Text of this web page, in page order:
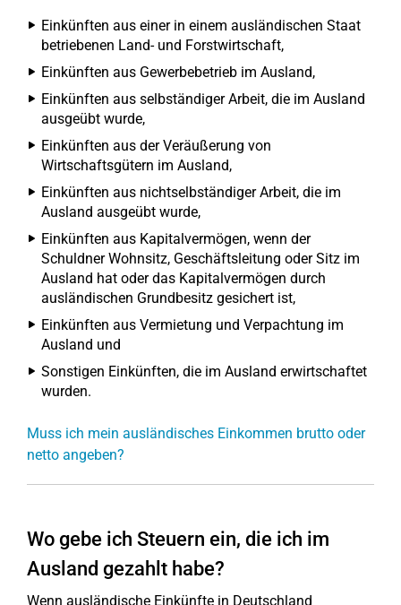
Einkünften aus einer in einem ausländischen Staat
betriebenen Land- und Forstwirtschaft,
Einkünften aus Gewerbebetrieb im Ausland,
Einkünften aus selbständiger Arbeit, die im Ausland
ausgeübt wurde,
Einkünften aus der Veräußerung von
Wirtschaftsgütern im Ausland,
Einkünften aus nichtselbständiger Arbeit, die im
Ausland ausgeübt wurde,
Einkünften aus Kapitalvermögen, wenn der
Schuldner Wohnsitz, Geschäftsleitung oder Sitz im
Ausland hat oder das Kapitalvermögen durch
ausländischen Grundbesitz gesichert ist,
Einkünften aus Vermietung und Verpachtung im
Ausland und
Sonstigen Einkünften, die im Ausland erwirtschaftet
wurden.
Muss ich mein ausländisches Einkommen brutto oder
netto angeben?
Wo gebe ich Steuern ein, die ich im
Ausland gezahlt habe?
Wenn ausländische Einkünfte in Deutschland